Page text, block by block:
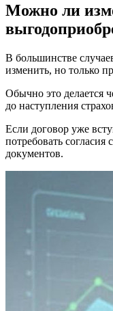
Можно ли
В большинстве
изменить, но только
Обычно это делается
до наступления
Если договор уже
потребовать
документов.